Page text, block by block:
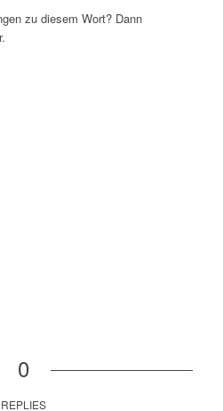
zu diesem Wort? Dann
0
REPLIES